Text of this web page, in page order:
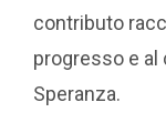
contributo
progresso e al
Speranza.